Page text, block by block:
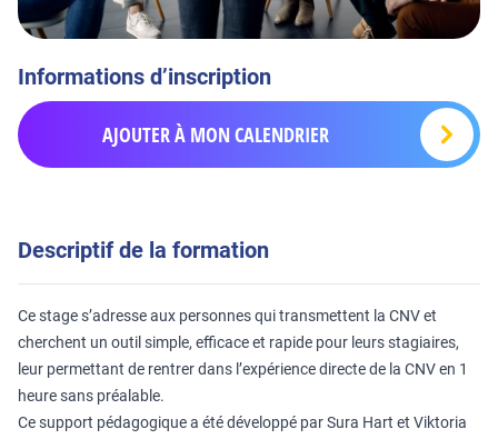
Informations d’inscription
AJOUTER À MON CALENDRIER
Descriptif de la formation
Ce stage s’adresse aux personnes qui transmettent la CNV et
cherchent un outil simple, efficace et rapide pour leurs stagiaires,
leur permettant de rentrer dans l’expérience directe de la CNV en 1
heure sans préalable.
Ce support pédagogique a été développé par Sura Hart et Viktoria